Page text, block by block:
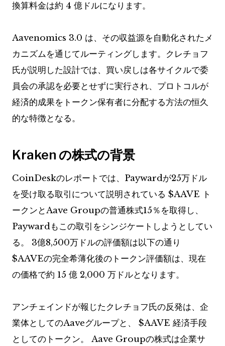
換算料金は約 4 億ドルになります。
Aavenomics 3.0 は、その収益源を自動化されたメ
カニズムを通じてルーティングします。クレチョフ
氏が説明した設計では、買い戻しは各サイクルで委
員会の承認を必要とせずに実行され、プロトコルが
経済的成果をトークン保有者に分配する方法の恒久
的な特徴となる。
Kraken の株式の背景
CoinDeskのレポートでは、Paywardが25万ドル
を受け取る取引について説明されている $AAVE ト
ークンとAave Groupの普通株式15％を取得し、
Paywardもこの取引をシンジケートしようとしてい
る。 3億8,500万ドルの評価額は以下の通り
$AAVEの完全希薄化後のトークン評価額は、現在
の価格で約 15 億 2,000 万ドルとなります。
アンチェインドが報じたクレチョフ氏の反発は、企
業体としてのAaveグループと、 $AAVE 経済手段
としてのトークン。 Aave Groupの株式は企業サ